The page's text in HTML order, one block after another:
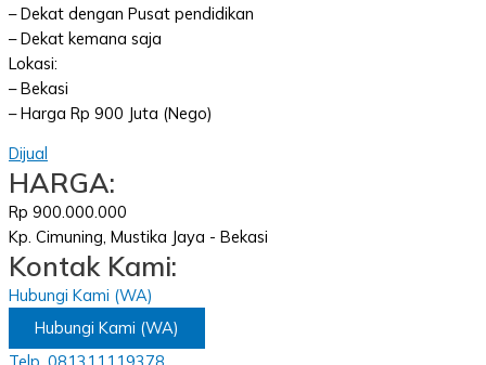
– Dekat dengan Pusat pendidikan
– Dekat kemana saja
Lokasi:
– Bekasi
– Harga Rp 900 Juta (Nego)
Dijual
HARGA:
Rp 900.000.000
Kp. Cimuning, Mustika Jaya - Bekasi
Kontak Kami:
Hubungi Kami (WA)
Hubungi Kami (WA)